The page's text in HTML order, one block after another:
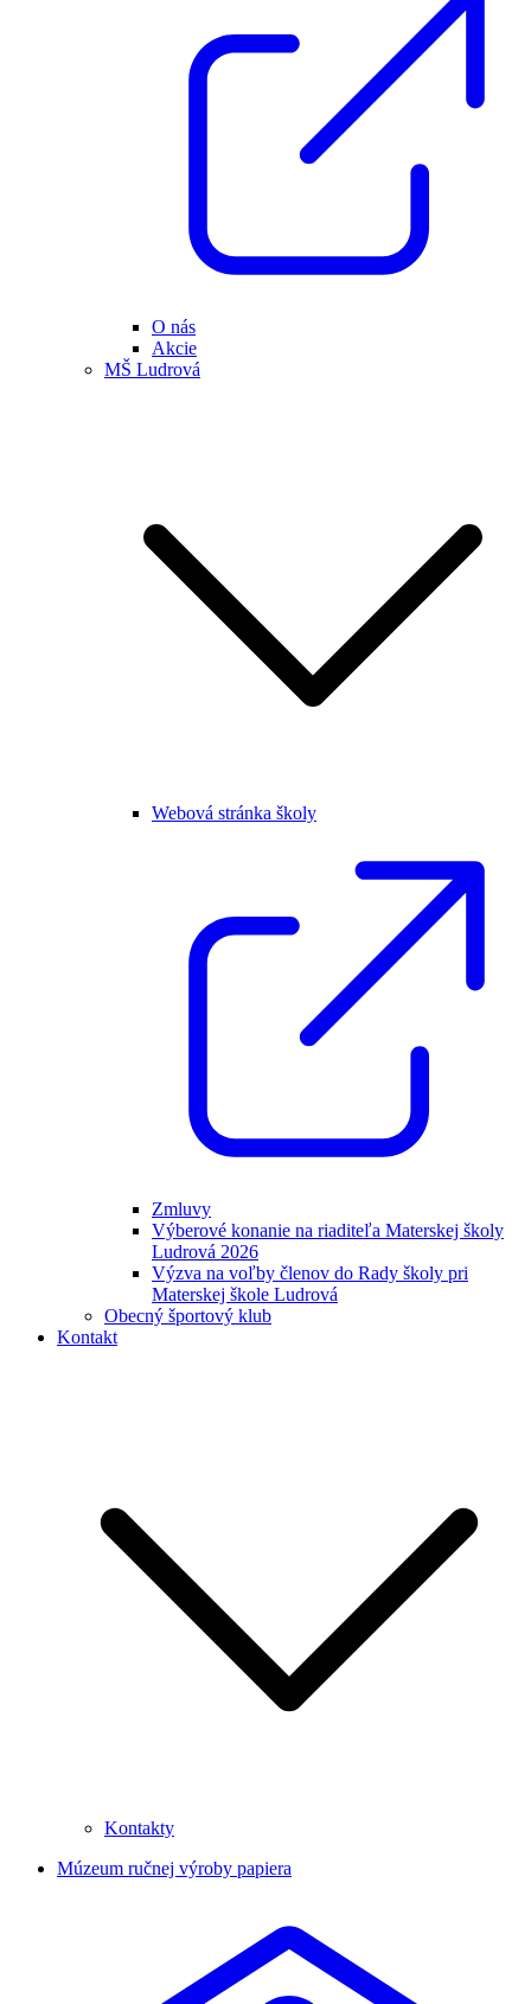
O nás
Akcie
MŠ Ludrová
Webová stránka školy
Zmluvy
Výberové konanie na riaditeľa Materskej školy
Ludrová 2026
Výzva na voľby členov do Rady školy pri
Materskej škole Ludrová
Obecný športový klub
Kontakt
Kontakty
Múzeum ručnej výroby papiera